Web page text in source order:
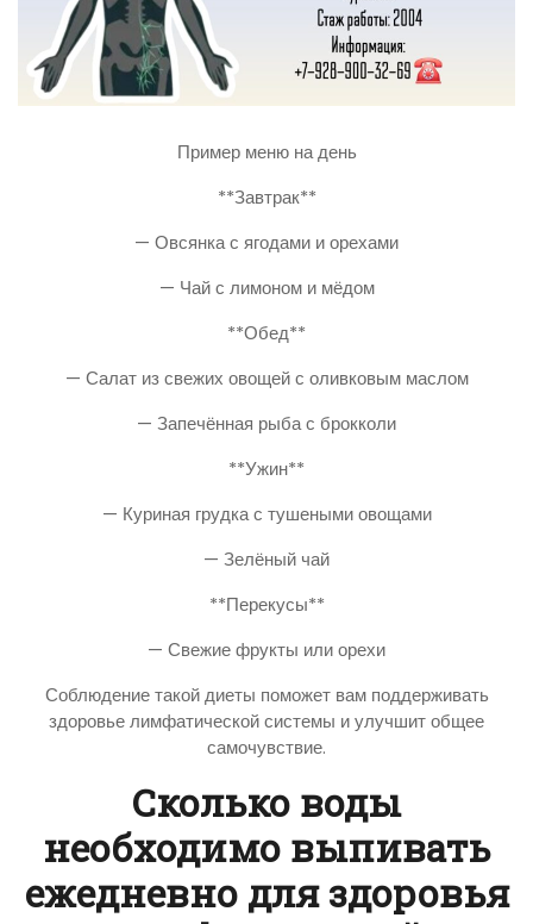
Пример меню на день
**Завтрак**
— Овсянка с ягодами и орехами
— Чай с лимоном и мёдом
**Обед**
— Салат из свежих овощей с оливковым маслом
— Запечённая рыба с брокколи
**Ужин**
— Куриная грудка с тушеными овощами
— Зелёный чай
**Перекусы**
— Свежие фрукты или орехи
Соблюдение такой диеты поможет вам поддерживать
здоровье лимфатической системы и улучшит общее
самочувствие.
Сколько воды
необходимо выпивать
ежедневно для здоровья